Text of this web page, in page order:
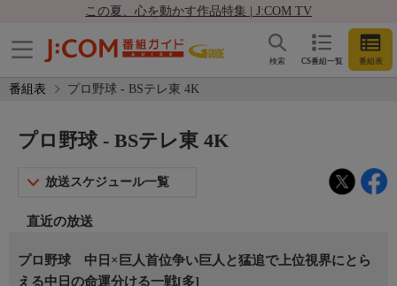
この夏、心を動かす作品特集 | J:COM TV
CS番組一覧 番組表
検索
番組表 プロ野球 - BSテレ東 4K
プロ野球 - BSテレ東 4K
放送スケジュール一覧
直近の放送
プロ野球 中日×巨人首位争い巨人と猛追で上位視界にとら
える中日の命運分ける一戦[多]